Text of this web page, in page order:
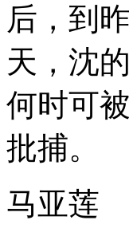
后，到
天，沈
何时可
批捕。
马亚莲